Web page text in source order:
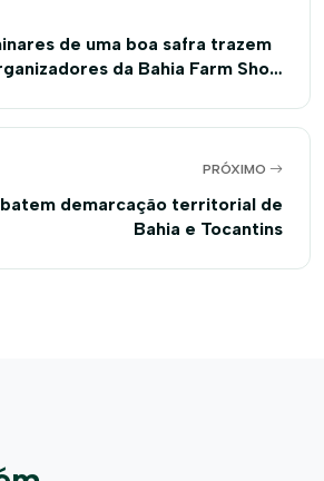
de uma boa safra trazem
da Bahia Farm Show
PRÓXIMO
demarcação territorial de
Bahia e Tocantins